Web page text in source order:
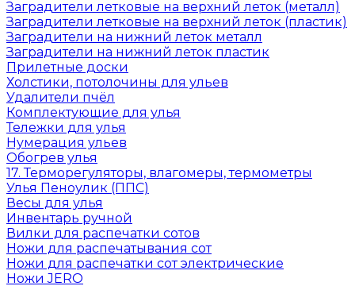
Заградители летковые на верхний леток (металл)
Заградители летковые на верхний леток (пластик)
Заградители на нижний леток металл
Заградители на нижний леток пластик
Прилетные доски
Холстики, потолочины для ульев
Удалители пчёл
Комплектующие для улья
Тележки для улья
Нумерация ульев
Обогрев улья
17. Терморегуляторы, влагомеры, термометры
Улья Пеноулик (ППС)
Весы для улья
Инвентарь ручной
Вилки для распечатки сотов
Ножи для распечатывания сот
Ножи для распечатки сот электрические
Ножи JERO